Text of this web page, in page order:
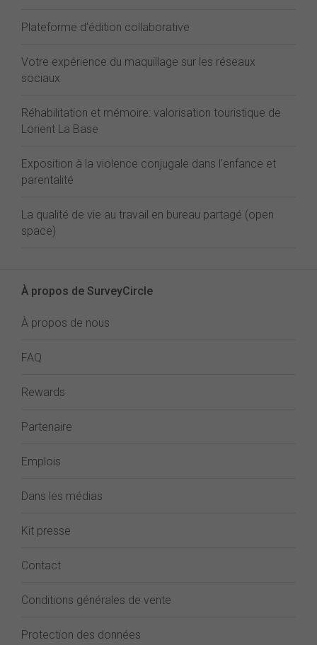
Plateforme d'édition collaborative
Votre expérience du maquillage sur les réseaux
sociaux
Réhabilitation et mémoire: valorisation touristique de
Lorient La Base
Exposition à la violence conjugale dans l'enfance et
parentalité
La qualité de vie au travail en bureau partagé (open
space)
À propos de SurveyCircle
À propos de nous
FAQ
Rewards
Partenaire
Emplois
Dans les médias
Kit presse
Contact
Conditions générales de vente
Protection des données